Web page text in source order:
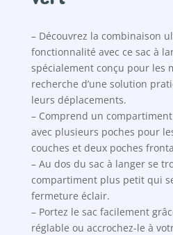
– Découvrez la combinaison
fonctionnalité avec ce sac à
spécialement conçu pour les
recherche d’une solution
leurs déplacements.
– Comprend un
avec plusieurs poches pour
couches et deux poches
– Au dos du sac à langer se
compartiment plus petit qui
fermeture éclair.
– Portez le sac facilement
réglable ou accrochez-le à